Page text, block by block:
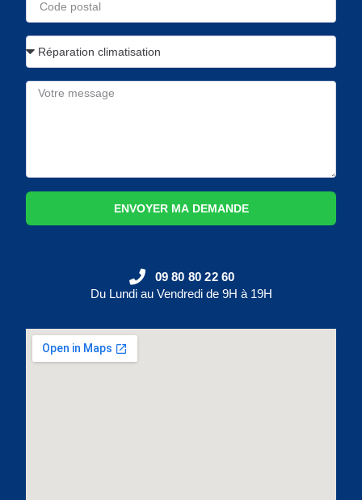
ENVOYER MA DEMANDE
09 80 80 22 60
Du Lundi au Vendredi de 9H à 19H